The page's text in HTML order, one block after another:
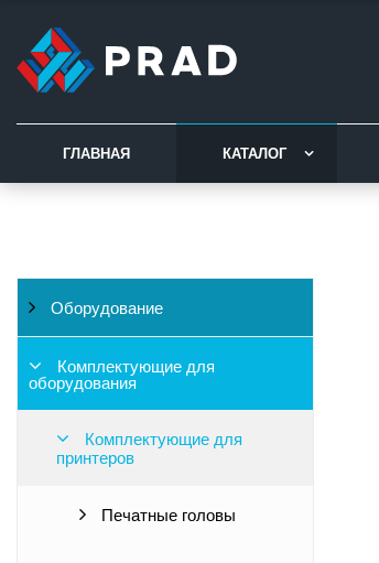
ГЛАВНАЯ КАТАЛОГ
Оборудование
Комплектующие для
оборудования
Комплектующие для
принтеров
Печатные головы